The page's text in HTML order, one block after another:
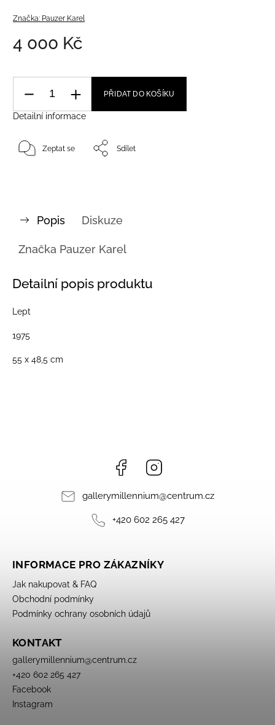
Značka: Pauzer Karel
4 000 Kč
PŘIDAT DO KOŠÍKU
Detailní informace
Zeptat se Sdílet
Popis Diskuze
Značka Pauzer Karel
Detailní popis produktu
Lept
1975
55 x 48,5 cm
Facebook
gallerymillennium@centrum.cz
+420 602 265 427
INFORMACE PRO ZÁKAZNÍKY
Jak nakupovat & FAQ
Obchodní podmínky
Podmínky ochrany osobních údajů
KONTAKT
gallerymillennium@centrum.cz
+420 602 265 427
Facebook
Instagram